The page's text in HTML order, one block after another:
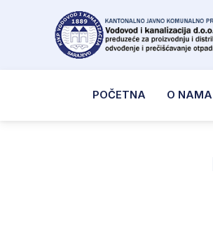
POČETNA O NAMA